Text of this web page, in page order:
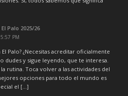
Palo 2025/26
PM
Palo? ¿Necesitas acreditar oficialmente
dudes y sigue leyendo, que te interesa.
rutina. Toca volver a las actividades del
opciones para todo el mundo es
el […]